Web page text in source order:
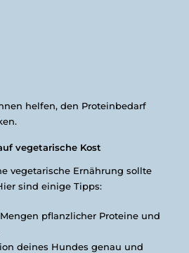
helfen, den Proteinbedarf
vegetarische Kost
vegetarische Ernährung sollte
sind einige Tipps:
pflanzlicher Proteine und
deines Hundes genau und